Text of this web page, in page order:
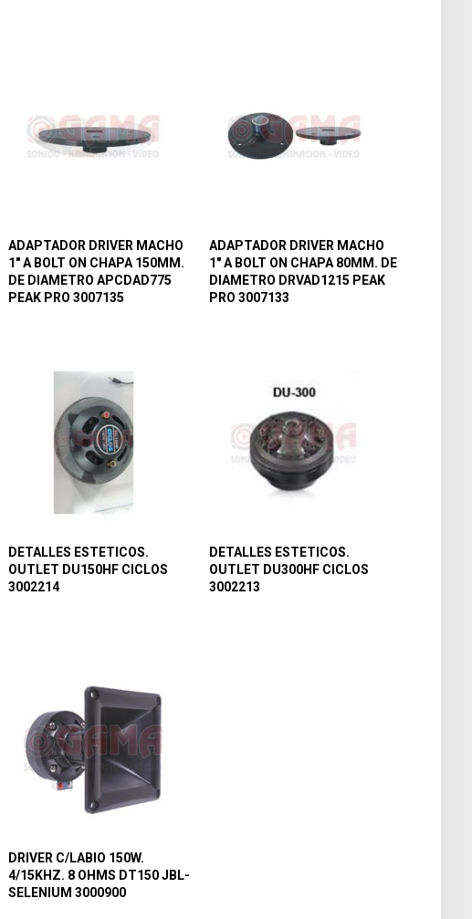
ADAPTADOR DRIVER MACHO
1″ A BOLT ON CHAPA 150MM.
DE DIAMETRO APCDAD775
PEAK PRO 3007135
ADAPTADOR DRIVER MACHO
1″ A BOLT ON CHAPA 80MM. DE
DIAMETRO DRVAD1215 PEAK
PRO 3007133
DETALLES ESTETICOS.
OUTLET DU150HF CICLOS
3002214
DETALLES ESTETICOS.
OUTLET DU300HF CICLOS
3002213
DRIVER C/LABIO 150W.
4/15KHZ. 8 OHMS DT150 JBL-
SELENIUM 3000900